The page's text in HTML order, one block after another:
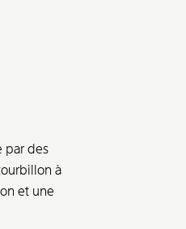
par des
à
et une